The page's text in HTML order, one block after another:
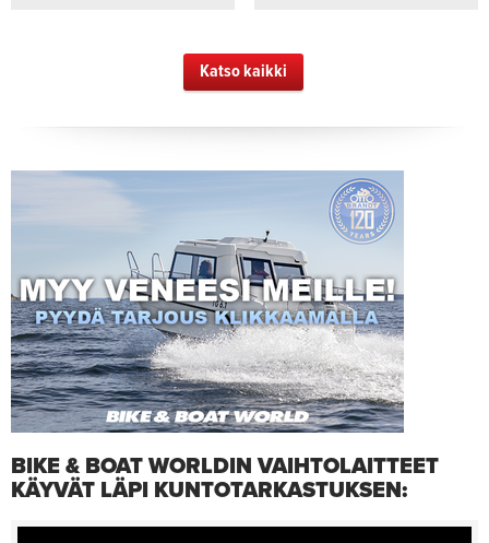
Katso kaikki
BIKE & BOAT WORLDIN VAIHTOLAITTEET
KÄYVÄT LÄPI KUNTOTARKASTUKSEN: